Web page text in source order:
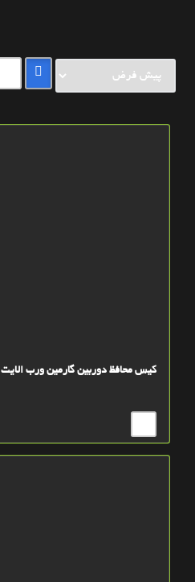
کیس محافظ دوربین گارمین ورب الایت Dive Case Garmin Virb Elite